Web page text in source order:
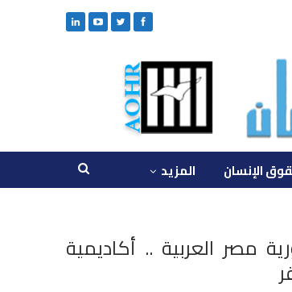
الإنسان المزيد
مصر العربية .. أكاديمية